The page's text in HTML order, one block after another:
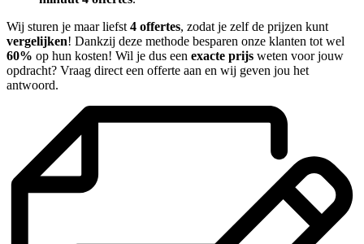
Wij sturen je maar liefst 4 offertes, zodat je zelf de prijzen kunt
vergelijken! Dankzij deze methode besparen onze klanten tot wel
60% op hun kosten! Wil je dus een exacte prijs weten voor jouw
opdracht? Vraag direct een offerte aan en wij geven jou het
antwoord.